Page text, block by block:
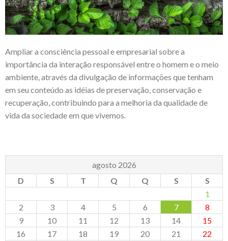
Ampliar a consciência pessoal e empresarial sobre a
importância da interação responsável entre o homem e o meio
ambiente, através da divulgação de informações que tenham
em seu conteúdo as idéias de preservação, conservação e
recuperação, contribuindo para a melhoria da qualidade de
vida da sociedade em que vivemos.
agosto 2026
D
S T Q Q S
S
1
2
3 4 5 6 7
8
9
10 11 12 13 14
15
16
17 18 19 20 21
22